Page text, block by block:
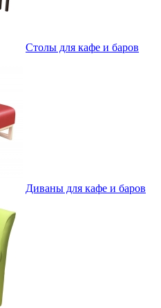
Столы для кафе и баров
Диваны для кафе и баров